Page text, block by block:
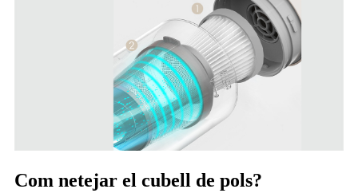
Com netejar el cubell de pols?